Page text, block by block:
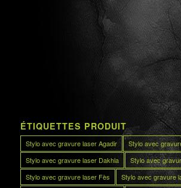
ÉTIQUETTES PRODUIT
Stylo avec gravure laser Agadir
Stylo avec
Stylo avec gravure laser Dakhla
Stylo avec
Stylo avec gravure laser Fès
Stylo avec gravure